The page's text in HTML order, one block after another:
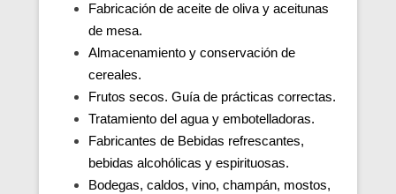
Fabricación de aceite de oliva y aceitunas
de mesa.
Almacenamiento y conservación de
cereales.
Frutos secos. Guía de prácticas correctas.
Tratamiento del agua y embotelladoras.
Fabricantes de Bebidas refrescantes,
bebidas alcohólicas y espirituosas.
Bodegas, caldos, vino, champán, mostos,